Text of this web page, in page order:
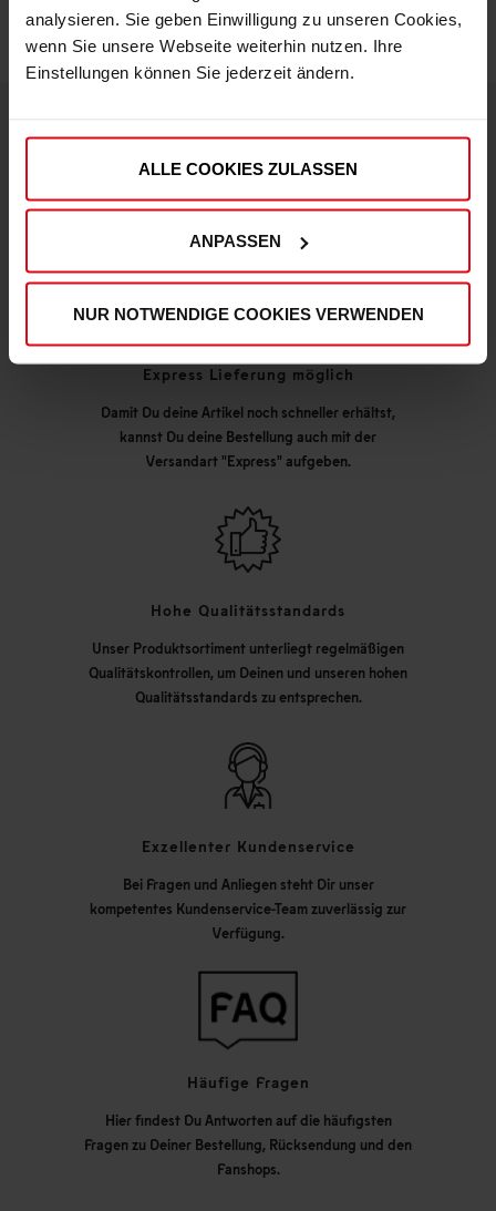
analysieren. Sie geben Einwilligung zu unseren Cookies,
wenn Sie unsere Webseite weiterhin nutzen. Ihre
Einstellungen können Sie jederzeit ändern.
ALLE COOKIES ZULASSEN
ANPASSEN
NUR NOTWENDIGE COOKIES VERWENDEN
DEINE VORTEILE IN UNSEREM SHOP
Express Lieferung möglich
Damit Du deine Artikel noch schneller erhältst,
kannst Du deine Bestellung auch mit der
Versandart "Express" aufgeben.
Hohe Qualitätsstandards
Unser Produktsortiment unterliegt regelmäßigen
Qualitätskontrollen, um Deinen und unseren hohen
Qualitätsstandards zu entsprechen.
Exzellenter Kundenservice
Bei Fragen und Anliegen steht Dir unser
kompetentes Kundenservice-Team zuverlässig zur
Verfügung.
Häufige Fragen
Hier findest Du Antworten auf die häufigsten
Fragen zu Deiner Bestellung, Rücksendung und den
Fanshops.